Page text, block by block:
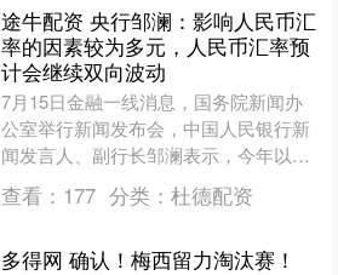
途牛配资 央行邹澜：影响人民币汇
率的因素较为多元，人民币汇率预
计会继续双向波动
7月15日金融一线消息，国务院新闻办
公室举行新闻发布会，中国人民银行新
闻发言人、副行长邹澜表示，今年以
来，地缘政治冲突推升国际能源价格，
全球通胀水平有所抬升，国....
查看： 177 分类： 杜德配资
多得网 确认！梅西留力淘汰赛！